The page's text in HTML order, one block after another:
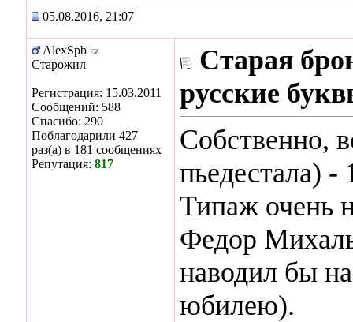
05.08.2016, 21:07
AlexSpb
Старожил
Регистрация: 15.03.2011
Сообщений: 588
Спасибо: 290
Поблагодарили 427
раз(а) в 181 сообщениях
Репутация: 817
Старая
русские
Собственно,
пьедестала) -
Типаж очень
Федор
наводил бы
юбилею).